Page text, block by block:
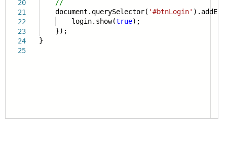
20
21
22
23
24
25
//
document.querySelector( '#btnLogin'
login.show(true);
});
}